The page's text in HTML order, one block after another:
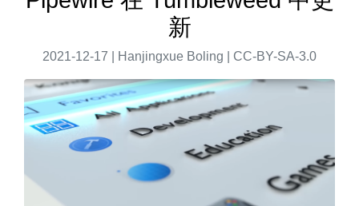
新
2021-12-17 | Hanjingxue Boling | CC-BY-SA-3.0